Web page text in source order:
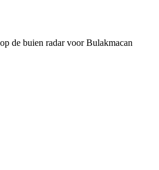
de buien radar voor Bulakmacan